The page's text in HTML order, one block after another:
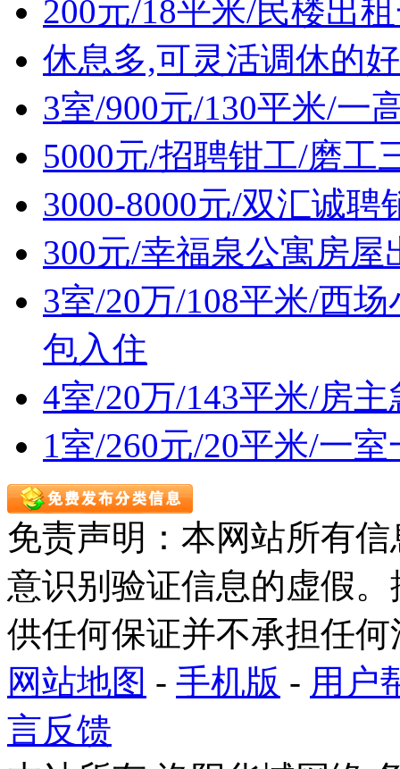
200元/18平米/民楼出
休息多,可灵活调休的
3室/900元/130平米/一
5000元/招聘钳工/磨工
3000-8000元/双汇诚聘
300元/幸福泉公寓房屋
3室/20万/108平米/西
包入住
4室/20万/143平米/房
1室/260元/20平米/一
免责声明：本网站所有
意识别验证信息的虚假
供任何保证并不承担任
网站地图 - 手机版 - 用户
言反馈